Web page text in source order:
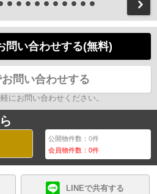
問い合わせする(無料)
問い合わせする
にお問い合わせください。
公開物件数：0件
会員物件数：0件
LINEで共有する